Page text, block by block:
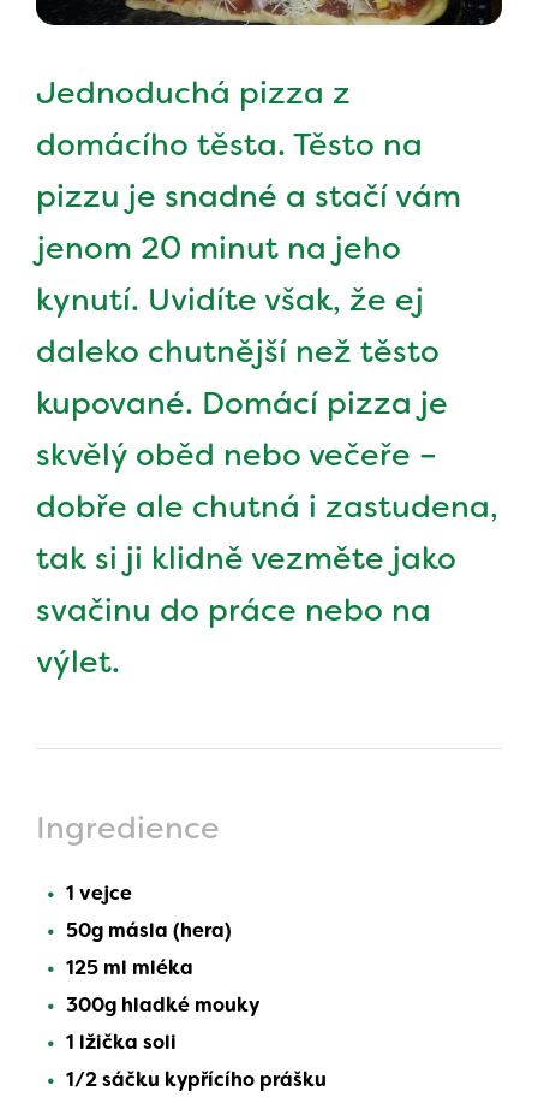
Jednoduchá pizza z
domácího těsta. Těsto na
pizzu je snadné a stačí vám
jenom 20 minut na jeho
kynutí. Uvidíte však, že ej
daleko chutnější než těsto
kupované. Domácí pizza je
skvělý oběd nebo večeře –
dobře ale chutná i zastudena,
tak si ji klidně vezměte jako
svačinu do práce nebo na
výlet.
Ingredience
1 vejce
50g másla (hera)
125 ml mléka
300g hladké mouky
1 lžička soli
1/2 sáčku kypřícího prášku